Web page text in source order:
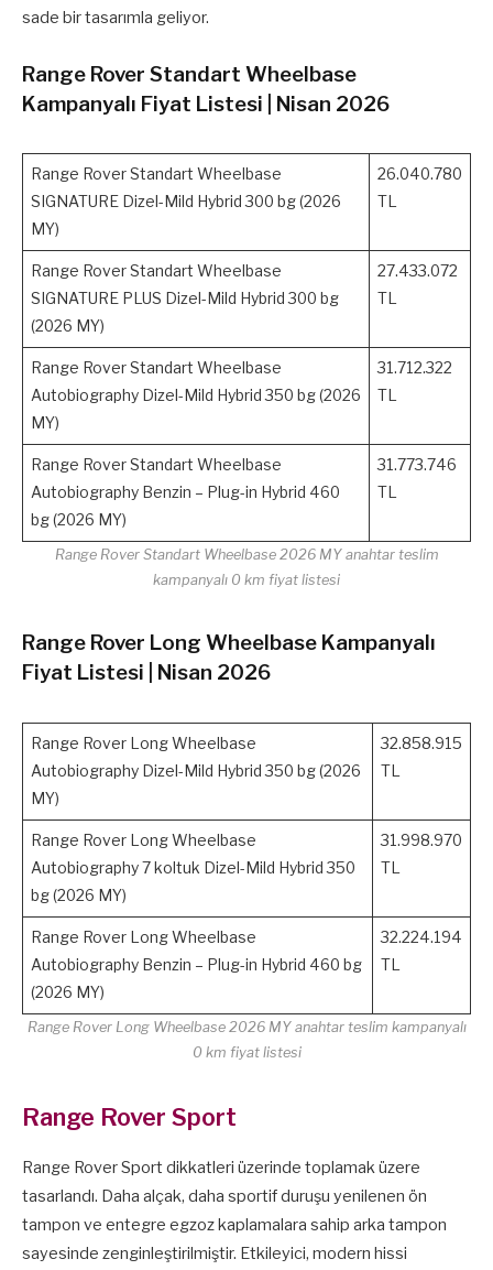
sade bir tasarımla geliyor.
Range Rover Standart Wheelbase
Kampanyalı Fiyat Listesi | Nisan 2026
Range Rover Standart Wheelbase
SIGNATURE Dizel-Mild Hybrid 300 bg (2026
MY)
26.040.780
TL
Range Rover Standart Wheelbase
SIGNATURE PLUS Dizel-Mild Hybrid 300 bg
(2026 MY)
27.433.072
TL
Range Rover Standart Wheelbase
Autobiography Dizel-Mild Hybrid 350 bg (2026
MY)
31.712.322
TL
Range Rover Standart Wheelbase
Autobiography Benzin – Plug-in Hybrid 460
bg (2026 MY)
31.773.746
TL
Range Rover Standart Wheelbase 2026 MY anahtar teslim
kampanyalı 0 km fiyat listesi
Range Rover Long Wheelbase Kampanyalı
Fiyat Listesi | Nisan 2026
Range Rover Long Wheelbase
Autobiography Dizel-Mild Hybrid 350 bg (2026
MY)
32.858.915
TL
Range Rover Long Wheelbase
Autobiography 7 koltuk Dizel-Mild Hybrid 350
bg (2026 MY)
31.998.970
TL
Range Rover Long Wheelbase
Autobiography Benzin – Plug-in Hybrid 460 bg
(2026 MY)
32.224.194
TL
Range Rover Long Wheelbase 2026 MY anahtar teslim kampanyalı
0 km fiyat listesi
Range Rover Sport
Range Rover Sport dikkatleri üzerinde toplamak üzere
tasarlandı. Daha alçak, daha sportif duruşu yenilenen ön
tampon ve entegre egzoz kaplamalara sahip arka tampon
sayesinde zenginleştirilmiştir. Etkileyici, modern hissi